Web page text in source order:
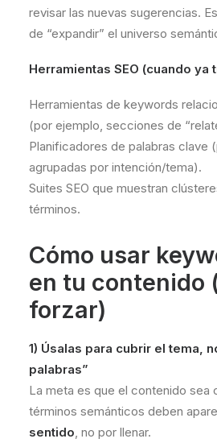
revisar las nuevas sugerencias.
de “expandir” el universo
Herramientas SEO (cuando ya
Herramientas de keywords
(por ejemplo, secciones de
Planificadores de palabras clave
agrupadas por intención/tema).
Suites SEO que muestran
términos.
Cómo usar
en tu contenido
forzar)
1) Úsalas para cubrir el tema,
palabras”
La meta es que el contenido sea
términos semánticos deben
sentido, no por llenar.